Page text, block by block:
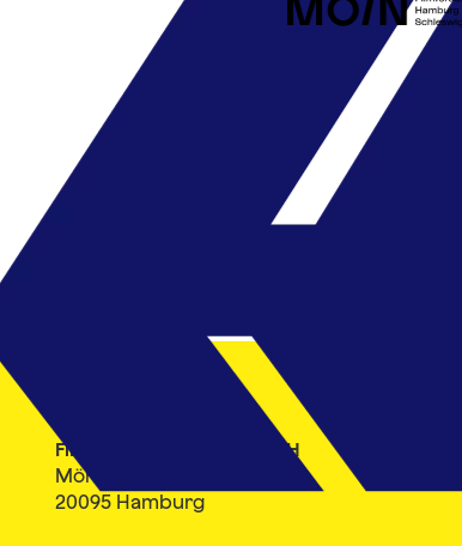
Filmfest Hamburg gGmbH
Mönckebergstraße 18
20095 Hamburg